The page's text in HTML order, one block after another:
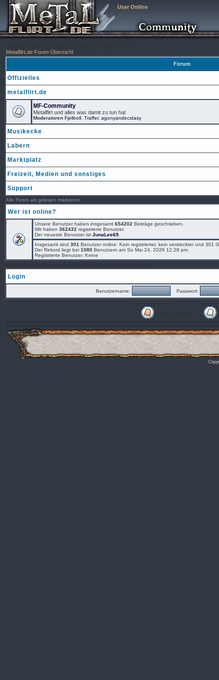
User Online
Metalflirt.de Foren-Übersicht
Forum
Offizielles
metalflirt.de
MF-Community
Metalflirt und alles was damit zu tun hat
Moderatoren Fjelltroll Traffer, agonyandecstasy
Musikecke
Labern
Marktplatz
Freizeit, Medien und sonstiges
Support
Alle Foren als gelesen markieren
Wer ist online?
Unsere Benutzer haben insgesamt 654202 Beiträge geschrieben.
Wir haben 362432 registrierte Benutzer.
Der neueste Benutzer ist JunaLee69
Insgesamt sind 301 Benutzer online: Kein registrierter, kein versteckter und 301
Der Rekord liegt bei 1080 Benutzern am So Mai 24, 2026 12:28 pm.
Registrierte Benutzer: Keine
Login
Benutzername: Passwort: